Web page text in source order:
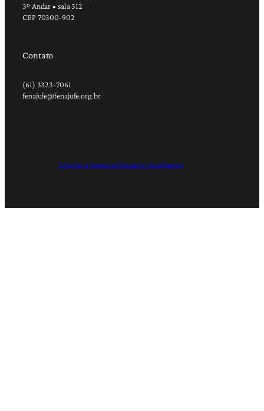
3º Andar • sala 312
CEP 70300-902
Contato
(61) 3323-7061
fenajufe@fenajufe.org.br
Criação e Desenvolvimento: RapDesign